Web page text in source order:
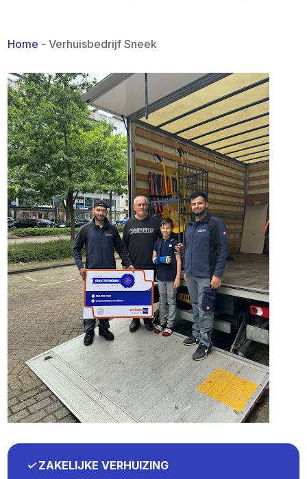
Home -Verhuisbedrijf Sneek
✓ZAKELIJKE VERHUIZING